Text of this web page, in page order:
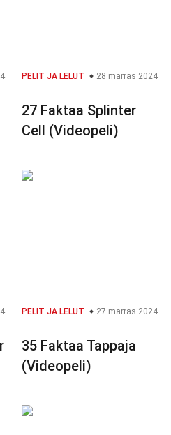
PELIT JA LELUT 28 marras 2024
27 Faktaa Splinter
Cell (Videopeli)
PELIT JA LELUT 27 marras 2024
35 Faktaa Tappaja
(Videopeli)